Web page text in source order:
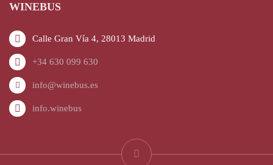
WINEBUS
Calle Gran Vía 4, 28013 Madrid
+34 630 099 630
info@winebus.es
info.winebus